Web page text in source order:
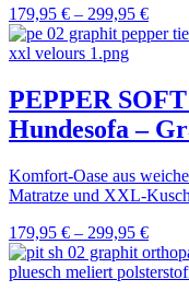
179,95 € – 299,95 €
PEPPER
Hundesofa –
Komfort-Oase aus
Matratze und XXL-
179,95 € – 299,95 €